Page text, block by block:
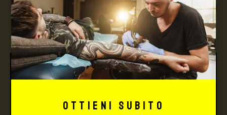
TUTTO PER IL TUO
TATTOO STUDIO
Ottieni subito